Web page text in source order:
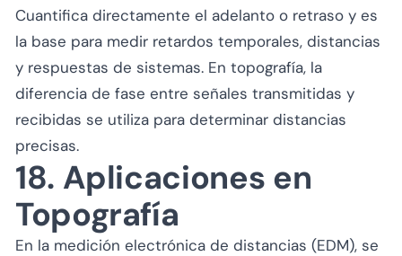
Cuantifica directamente el adelanto o retraso y es
la base para medir retardos temporales, distancias
y respuestas de sistemas. En topografía, la
diferencia de fase entre señales transmitidas y
recibidas se utiliza para determinar distancias
precisas.
18. Aplicaciones en
Topografía
En la medición electrónica de distancias (EDM), se